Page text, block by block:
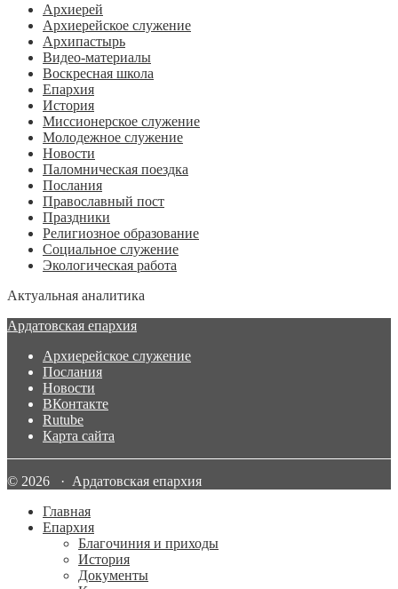
Архиерей
Архиерейское служение
Архипастырь
Видео-материалы
Воскресная школа
Епархия
История
Миссионерское служение
Молодежное служение
Новости
Паломническая поездка
Послания
Православный пост
Праздники
Религиозное образование
Социальное служение
Экологическая работа
Актуальная аналитика
Ардатовская епархия
Архиерейское служение
Послания
Новости
ВКонтакте
Rutube
Карта сайта
© 2026 · Ардатовская епархия
Главная
Епархия
Благочиния и приходы
История
Документы